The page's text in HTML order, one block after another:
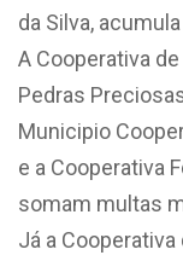
da Silva,
A Cooperativa
Pedras
Municipio
e a Cooperativa
somam multas
Já a